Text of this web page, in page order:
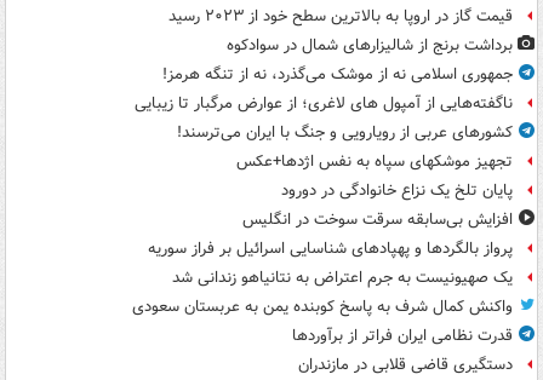
قیمت گاز در اروپا به بالاترین سطح خود از ۲۰۲۳ رسید
برداشت برنج از شالیزارهای شمال در سوادکوه
جمهوری اسلامی نه از موشک می‌گذرد، نه از تنگه هرمز!
ناگفته‌هایی از آمپول های لاغری؛ از عوارض مرگبار تا زیبایی
کشورهای عربی از رویارویی و جنگ با ایران می‌ترسند!
تجهیز موشکهای سپاه به نفس اژدها+عکس
پایان تلخ یک نزاع خانوادگی در دورود
افزایش بی‌سابقه سرقت سوخت در انگلیس
پرواز بالگردها و پهپادهای شناسایی اسرائیل بر فراز سوریه
یک صهیونیست به جرم اعتراض به نتانیاهو زندانی شد
واکنش کمال شرف به پاسخ کوبنده یمن به عربستان سعودی
قدرت نظامی ایران فراتر از برآوردها
دستگیری قاضی قلابی در مازندران